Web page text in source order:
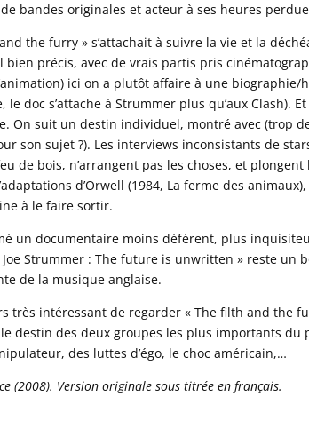
bandes originales et acteur à ses heures
the furry » s’attachait à suivre la vie et la
bien précis, avec de vrais partis pris
ici on a plutôt affaire à une biographie/
le doc s’attache à Strummer plus qu’aux Clash).
On suit un destin individuel, montré avec (trop
son sujet ?). Les interviews inconsistants de
de bois, n’arrangent pas les choses, et
d’Orwell (1984, La ferme des
à le faire sortir.
un documentaire moins déférent, plus
Joe Strummer : The future is unwritten » reste
de la musique anglaise.
très intéressant de regarder « The filth and the
destin des deux groupes les plus importants du
des luttes d’égo, le choc américain,…
(2008). Version originale sous titrée en français.